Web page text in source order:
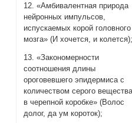
12. «Амбивалентная природа
нейронных импульсов,
испускаемых корой головного
мозга» (И хочется, и
13. «Закономерности
соотношения длины
ороговевшего эпидермиса с
количеством серого
в черепной коробке» (Волос
долог, да ум короток);